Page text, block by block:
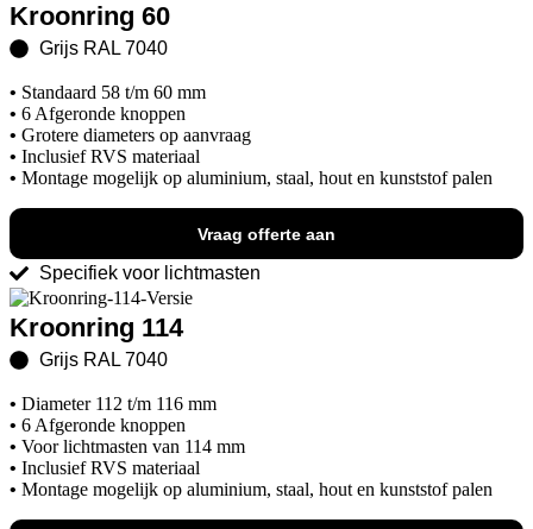
Kroonring 60
Grijs RAL 7040
• Standaard 58 t/m 60 mm
• 6 Afgeronde knoppen
• Grotere diameters op aanvraag
• Inclusief RVS materiaal
• Montage mogelijk op aluminium, staal, hout en kunststof palen
Vraag offerte aan
Specifiek voor lichtmasten
Kroonring 114
Grijs RAL 7040
• Diameter 112 t/m 116 mm
• 6 Afgeronde knoppen
• Voor lichtmasten van 114 mm
• Inclusief RVS materiaal
• Montage mogelijk op aluminium, staal, hout en kunststof palen